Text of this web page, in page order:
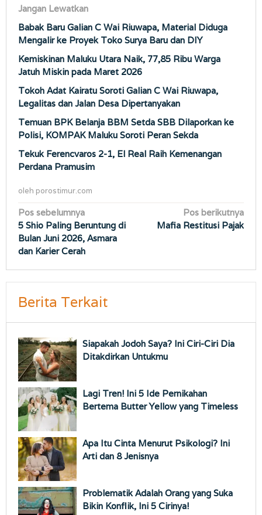
Jangan Lewatkan
Babak Baru Galian C Wai Riuwapa, Material Diduga
Mengalir ke Proyek Toko Surya Baru dan DIY
Kemiskinan Maluku Utara Naik, 77,85 Ribu Warga
Jatuh Miskin pada Maret 2026
Tokoh Adat Kairatu Soroti Galian C Wai Riuwapa,
Legalitas dan Jalan Desa Dipertanyakan
Temuan BPK Belanja BBM Setda SBB Dilaporkan ke
Polisi, KOMPAK Maluku Soroti Peran Sekda
Tekuk Ferencvaros 2-1, El Real Raih Kemenangan
Perdana Pramusim
oleh porostimur.com
Navigasi
pos
Pos sebelumnya
5 Shio Paling Beruntung di
Bulan Juni 2026, Asmara
dan Karier Cerah
Pos berikutnya
Mafia Restitusi Pajak
Berita Terkait
Siapakah Jodoh Saya? Ini Ciri-Ciri Dia
Ditakdirkan Untukmu
Lagi Tren! Ini 5 Ide Pernikahan
Bertema Butter Yellow yang Timeless
Apa Itu Cinta Menurut Psikologi? Ini
Arti dan 8 Jenisnya
Problematik Adalah Orang yang Suka
Bikin Konflik, Ini 5 Cirinya!